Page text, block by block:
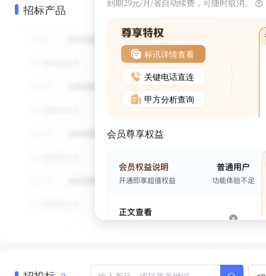
招标产品 到期29元/月/省自动续费，可随时取消。
标讯详情查看
关键电话直连
甲方分析查询
会员尊享权益